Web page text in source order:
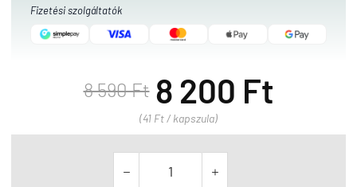
Fizetési szolgáltatók
8 590 Ft 8 200 Ft
(41 Ft / kapszula)
 